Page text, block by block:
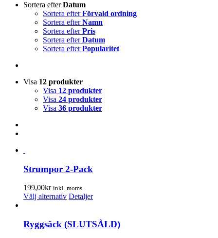
Sortera efterDatum
Sortera efterFörvald ordning
Sortera efterNamn
Sortera efterPris
Sortera efterDatum
Sortera efterPopularitet
Visa 12 produkter
Visa 12 produkter
Visa 24 produkter
Visa 36 produkter
Strumpor 2-Pack
199,00kr inkl. moms
Välj alternativ Den
har
flera
Detaljer
Ryggsäck (SLUTSÅLD)